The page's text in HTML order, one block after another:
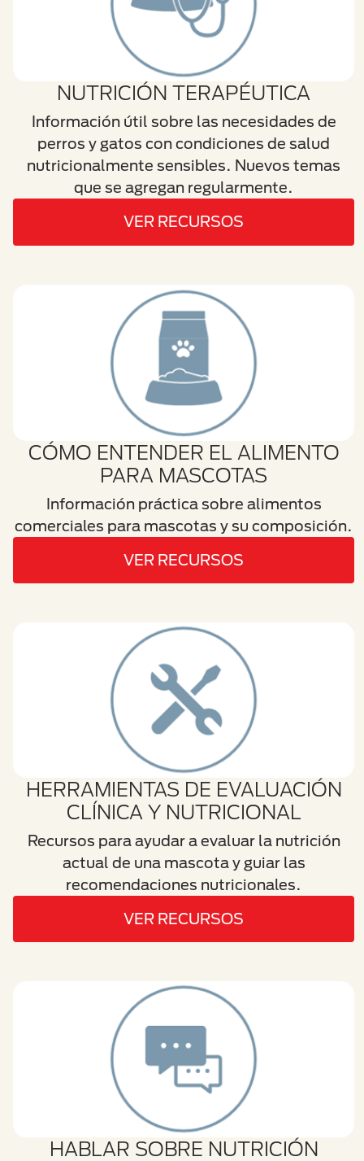
NUTRICIÓN TERAPÉUTICA
Información útil sobre las necesidades de
perros y gatos con condiciones de salud
nutricionalmente sensibles. Nuevos temas
que se agregan regularmente.
VER RECURSOS
CÓMO ENTENDER EL ALIMENTO
PARA MASCOTAS
Información práctica sobre alimentos
comerciales para mascotas y su composición.
VER RECURSOS
HERRAMIENTAS DE EVALUACIÓN
CLÍNICA Y NUTRICIONAL
Recursos para ayudar a evaluar la nutrición
actual de una mascota y guiar las
recomendaciones nutricionales.
VER RECURSOS
HABLAR SOBRE NUTRICIÓN